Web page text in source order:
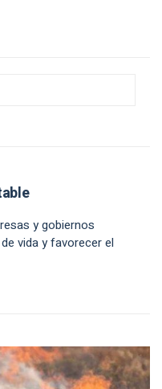
y gobiernos
vida y favorecer el